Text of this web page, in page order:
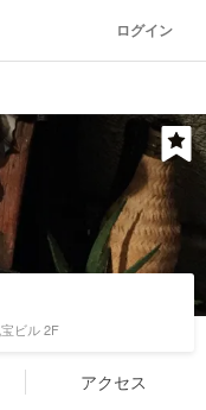
ログイン
ビル 2F
アクセス